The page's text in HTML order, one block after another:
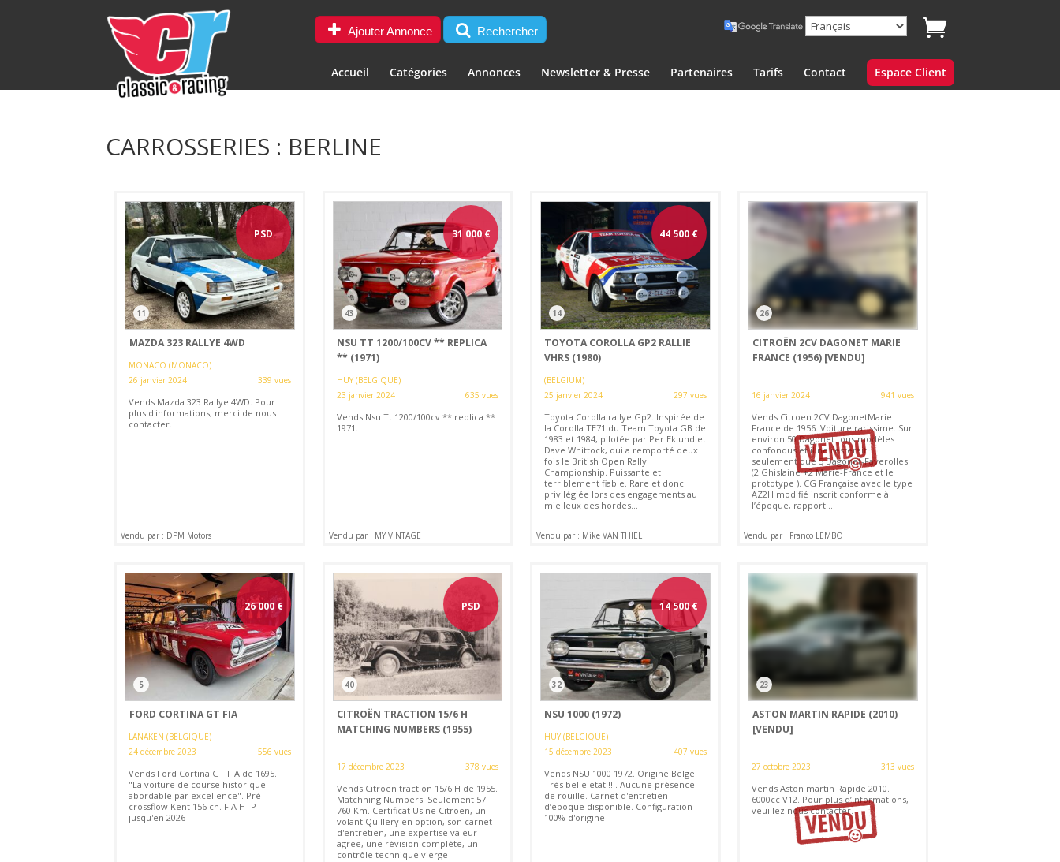
Ajouter Annonce Rechercher
Accueil Catégories Annonces Newsletter & Presse Partenaires Tarifs Contact Espace Client
CARROSSERIES : BERLINE
PSD
11
MAZDA 323 RALLYE 4WD
MONACO (MONACO)
26 janvier 2024
339 vues
Vends Mazda 323 Rallye 4WD. Pour
plus d'informations, merci de nous
contacter.
Vendu par : DPM Motors
31 000€
43
NSU TT 1200/100CV ** REPLICA
** (1971)
HUY (BELGIQUE)
23 janvier 2024
635 vues
Vends Nsu Tt 1200/100cv ** replica **
1971.
Vendu par : MY VINTAGE
44 500 €
14
TOYOTA COROLLA GP2 RALLIE
VHRS (1980)
(BELGIUM)
25 janvier 2024
297 vues
Toyota Corolla rallye Gp2. Inspirée de
la Corolla TE71 du Team Toyota GB de
1983 et 1984, pilotée par Per Eklund et
Dave Whittock, qui a remporté deux
fois le British Open Rally
Championship. Puissante et
terriblement fiable. Rare et donc
privilégiée lors des engagements au
mielleux des hordes...
Vendu par : Mike VAN THIEL
26
CITROËN 2CV DAGONET MARIE
FRANCE (1956) [VENDU]
16 janvier 2024 941 vues
Vends Citroen 2CV DagonetMarie
France de 1956. Voiture rarissime. Sur
environ 50 Dagonet tous modèles
confondus et il ne resterait
seulement que 5 Dagonet-Faverolles
(2 Ghislaine +2 Marie-France et le
prototype ). CG Française avec le type
AZ2H modifié inscrit conforme à
l’époque, rapport...
Vendu par : Franco LEMBO
26 000€
5
FORD CORTINA GT FIA
LANAKEN (BELGIQUE)
24 décembre 2023
556 vues
Vends Ford Cortina GT FIA de 1695.
"La voiture de course historique
abordable par excellence". Pré-
crossflow Kent 156 ch. FIA HTP
jusqu'en 2026
PSD
40
CITROËN TRACTION 15/6 H
MATCHING NUMBERS (1955)
17 décembre 2023 378 vues
Vends Citroën traction 15/6 H de 1955.
Matchning Numbers. Seulement 57
760 Km. Certificat Usine Citroën, un
volant Quillery en option, son carnet
d'entretien, une expertise valeur
agrée, une révision complète, un
contrôle technique vierge
14 500€
32
NSU 1000 (1972)
HUY (BELGIQUE)
15 décembre 2023
407 vues
Vends NSU 1000 1972. Origine Belge.
Très belle état !!!. Aucune présence
de rouille. Carnet d'entretien
d’époque disponible. Configuration
100% d'origine
23
ASTON MARTIN RAPIDE (2010)
[VENDU]
27 octobre 2023 313 vues
Vends Aston martin Rapide 2010.
6000cc V12. Pour plus d’informations,
veuillez nous contacter.